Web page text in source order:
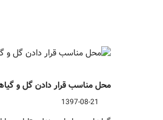
محل مناسب قرار دادن گل و
1397-08-21